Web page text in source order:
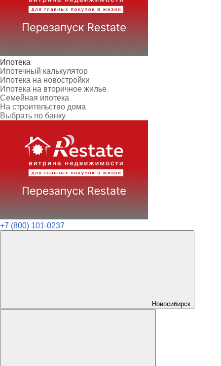
Ипотека
Ипотечный калькулятор
Ипотека на новостройки
Ипотека на вторичное жилье
Семейная ипотека
На строительство дома
Выбрать по банку
+7 (800) 101-0237
Новосибирск